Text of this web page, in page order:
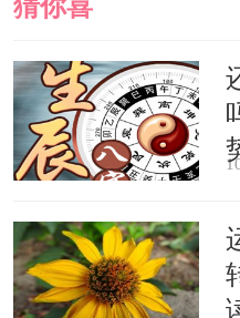
毕业生梦见烧
求职心态较为务实
把握好一两个合
学生梦见生火
猜你喜
欢